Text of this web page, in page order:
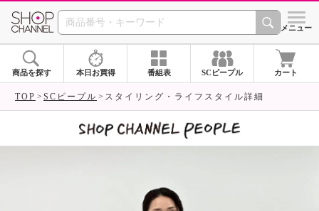
SHOP CHANNEL シメニュー
商品を探す 本日お買得 番組表 SCピープル カート
TOP SCピープル スタイリング・ライフスタイル詳細